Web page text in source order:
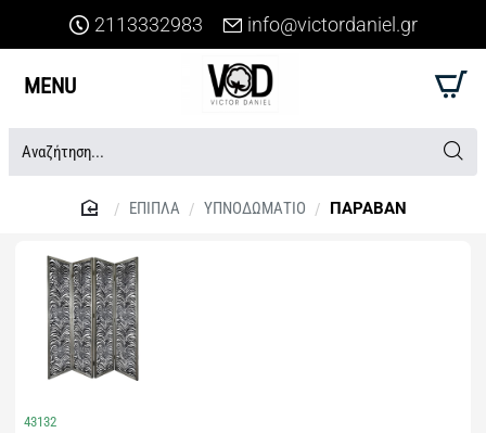
2113332983 info@victordaniel.gr
Αναζήτηση...
ΕΠΙΠΛΑ ΥΠΝΟΔΩΜΑΤΙΟ ΠΑΡΑΒΑΝ
43132